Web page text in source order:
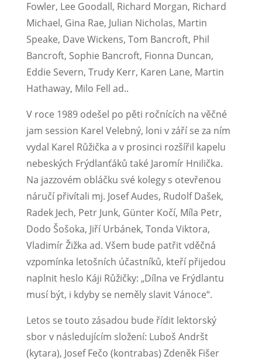
Fowler, Lee Goodall, Richard Morgan, Richard
Michael, Gina Rae, Julian Nicholas, Martin
Speake, Dave Wickens, Tom Bancroft, Phil
Bancroft, Sophie Bancroft, Fionna Duncan,
Eddie Severn, Trudy Kerr, Karen Lane, Martin
Hathaway, Milo Fell ad..
V roce 1989 odešel po pěti ročnících na věčné
jam session Karel Velebný, loni v září se za ním
vydal Karel Růžička a v prosinci rozšířil kapelu
nebeských Frýdlanťáků také Jaromír Hnilička.
Na jazzovém obláčku své kolegy s otevřenou
náručí přivítali mj. Josef Audes, Rudolf Dašek,
Radek Jech, Petr Junk, Günter Kočí, Míla Petr,
Dodo Šošoka, Jiří Urbánek, Tonda Viktora,
Vladimír Žižka ad. Všem bude patřit vděčná
vzpomínka letošních účastníků, kteří přijedou
naplnit heslo Káji Růžičky: „Dílna ve Frýdlantu
musí být, i kdyby se neměly slavit Vánoce“.
Letos se touto zásadou bude řídit lektorský
sbor v následujícím složení: Luboš Andršt
(kytara), Josef Fečo (kontrabas) Zdeněk Fišer